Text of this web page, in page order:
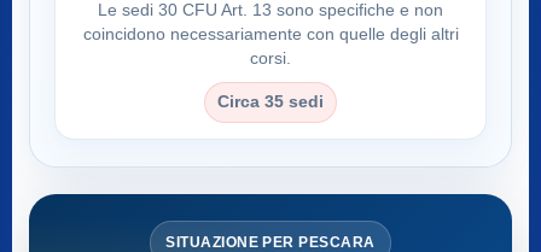
Le sedi 30 CFU Art. 13 sono specifiche e non
coincidono necessariamente con quelle degli altri
corsi.
Circa 35 sedi
SITUAZIONE PER PESCARA